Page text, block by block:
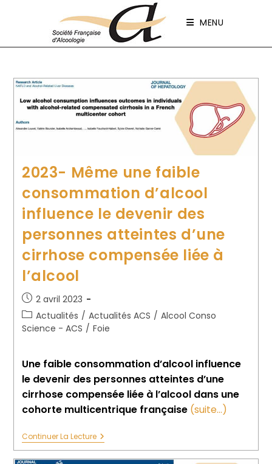
Panneau de gestion des cookies
MENU
2023- Même une faible
consommation d’alcool
influence le devenir des
personnes atteintes d’une
cirrhose compensée liée à
l’alcool
2 avril 2023
Actualités / Actualités ACS / Alcool Conso
Science - ACS / Foie
Une faible consommation d’alcool influence
le devenir des personnes atteintes d’une
cirrhose compensée liée à l’alcool dans une
cohorte multicentrique française (suite…)
Continuer La Lecture